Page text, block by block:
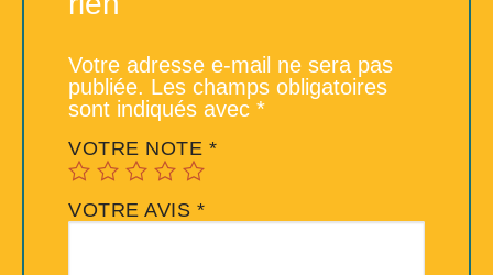
Votre adresse e-mail ne sera pas
publiée. Les champs obligatoires
sont indiqués avec *
VOTRE NOTE *
VOTRE AVIS *